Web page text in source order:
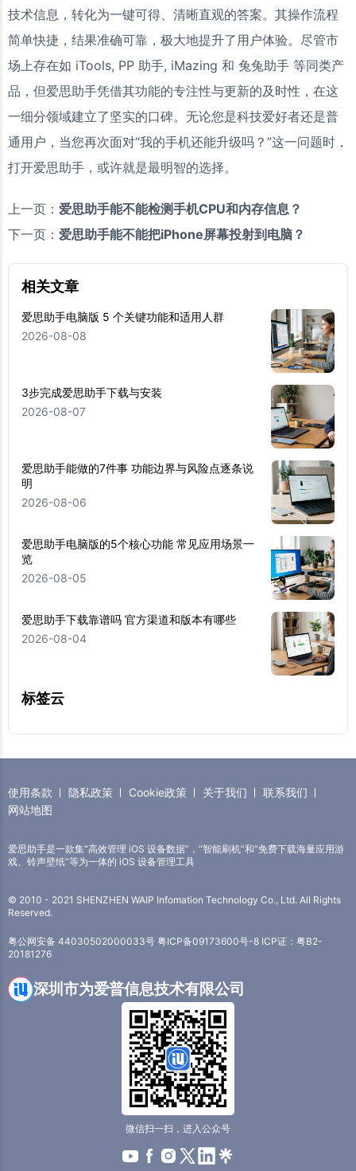
技术信息，转化为一键可得、清晰直观的答案。其操作流程
简单快捷，结果准确可靠，极大地提升了用户体验。尽管市
场上存在如 iTools, PP 助手, iMazing 和 兔兔助手 等同类产
品，但爱思助手凭借其功能的专注性与更新的及时性，在这
一细分领域建立了坚实的口碑。无论您是科技爱好者还是普
通用户，当您再次面对“我的手机还能升级吗？”这一问题时，
打开爱思助手，或许就是最明智的选择。
上一页： 爱思助手能不能检测手机CPU和内存信息？
下一页： 爱思助手能不能把iPhone屏幕投射到电脑？
相关文章
爱思助手电脑版 5 个关键功能和适用人群
2026-08-08
3步完成爱思助手下载与安装
2026-08-07
爱思助手能做的7件事 功能边界与风险点逐条说
明
2026-08-06
爱思助手电脑版的5个核心功能 常见应用场景一
览
2026-08-05
爱思助手下载靠谱吗 官方渠道和版本有哪些
2026-08-04
标签云
使用条款 隐私政策 Cookie政策 关于我们
联系我们
网站地图
爱思助手是一款集“高效管理 iOS 设备数据”，“智能刷机”和“免费下载海量应用游
戏、铃声壁纸”等为一体的 iOS 设备管理工具
© 2010 - 2021 SHENZHEN WAIP Infomation Technology Co., Ltd. All Rights
Reserved.
粤公网安备 44030502000033号 粤ICP备09173600号-8 ICP证：粤B2-
20181276
深圳市为爱普信息技术有限公司
微信扫一扫，进入公众号